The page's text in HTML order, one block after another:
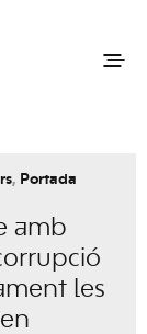
, Portada
amb
les